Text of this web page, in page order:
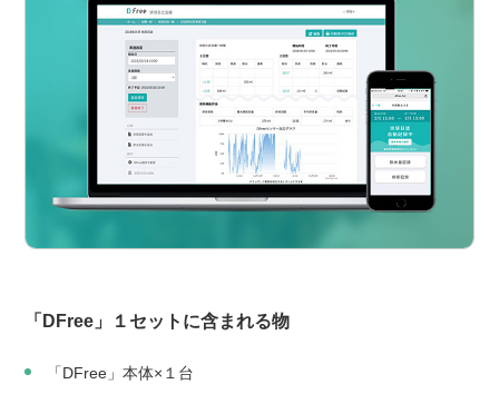
「DFree」１セットに含まれる物
「DFree」本体×１台